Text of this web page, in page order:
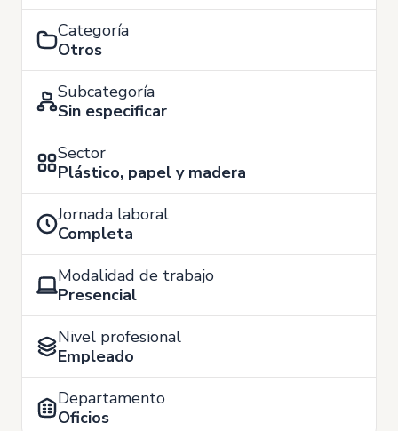
Categoría
Otros
Subcategoría
Sin especificar
Sector
Plástico, papel y madera
Jornada laboral
Completa
Modalidad de trabajo
Presencial
Nivel profesional
Empleado
Departamento
Oficios